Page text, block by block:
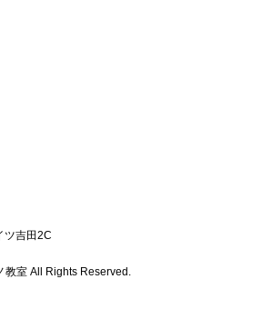
ツ吉田2C
教室 All Rights Reserved.